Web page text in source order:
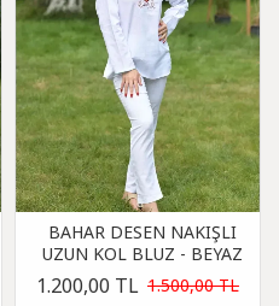
BAHAR DESEN NAKIŞLI
UZUN KOL BLUZ - BEYAZ
1.200,00 TL 1.500,00 TL